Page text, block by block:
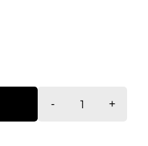
-
Trikoopipo,
+